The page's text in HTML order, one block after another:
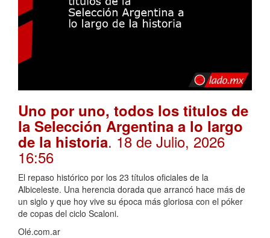
Uno por uno, todos los titulos de
la Selección Argentina a lo largo
de la historia. 18 de Julio, 2026
16:56
El repaso histórico por los 23 títulos oficiales de la
Albiceleste. Una herencia dorada que arrancó hace más de
un siglo y que hoy vive su época más gloriosa con el póker
de copas del ciclo Scaloni.
Olé.com.ar